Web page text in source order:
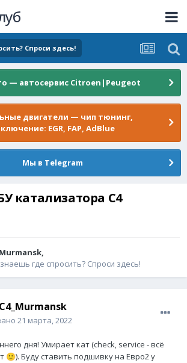
Спроси здесь!
— автосервис Citroen|Peugeot
двигатели — чип тюнинг,
EGR, FAP, AdBlue
Мы в Telegram
катализатора С4
,
где спросить? Спроси здесь!
21 марта, 2022
дня! Умирает кат (check, service - всё
🙂). Буду ставить подшивку на Евро2 у